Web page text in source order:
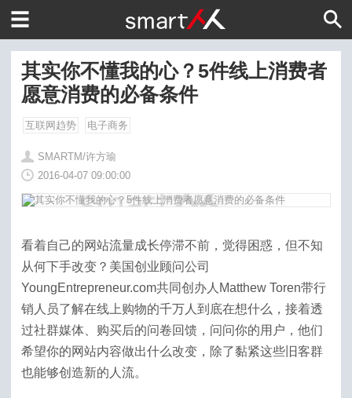
其实你不懂我的心？5件线上消费者
愿意消费的必备条件
互联网趋势 电子商务
SMARTM/许方瑜
2016-04-07 09:00:00
看着自己的网站流量成长停滞不前，觉得困惑，但不知
从何下手改变？美国创业顾问公司
YoungEntrepreneur.com共同创办人Matthew Toren带行
销人员了解在线上购物的千万人到底在想什么，接着透
过社群媒体、购买后的问卷回馈，问问你的用户，他们
希望你的网站内容做出什么改变，除了黏紧这些旧客群
也能够​​创造新的人流。